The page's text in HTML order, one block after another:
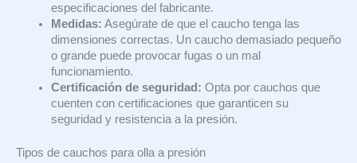
especificaciones del fabricante.
Medidas: Asegúrate de que el caucho tenga las
dimensiones correctas. Un caucho demasiado pequeño
o grande puede provocar fugas o un mal
funcionamiento.
Certificación de seguridad: Opta por cauchos que
cuenten con certificaciones que garanticen su
seguridad y resistencia a la presión.
Tipos de cauchos para olla a presión